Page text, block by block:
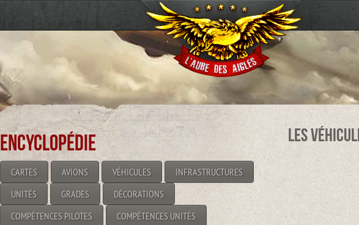
Encyclopédie
CARTES AVIONS VÉHICULES
INFRASTRUCTURES
UNITÉS
GRADES
DÉCORATIONS
COMPÉTENCES PILOTES
COMPÉTENCES UNITÉS
Les